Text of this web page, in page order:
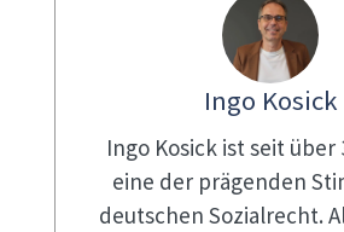
Ingo Kosick
Ingo Kosick ist seit über
eine der prägenden
deutschen Sozialrecht.